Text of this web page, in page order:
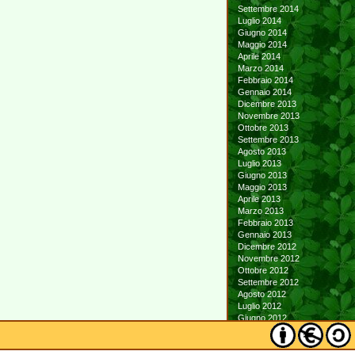
Settembre 2014
Luglio 2014
Giugno 2014
Maggio 2014
Aprile 2014
Marzo 2014
Febbraio 2014
Gennaio 2014
Dicembre 2013
Novembre 2013
Ottobre 2013
Settembre 2013
Agosto 2013
Luglio 2013
Giugno 2013
Maggio 2013
Aprile 2013
Marzo 2013
Febbraio 2013
Gennaio 2013
Dicembre 2012
Novembre 2012
Ottobre 2012
Settembre 2012
Agosto 2012
Luglio 2012
Giugno 2012
Maggio 2012
Aprile 2012